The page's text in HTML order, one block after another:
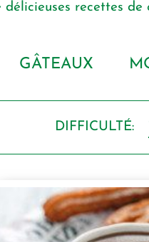
délicieuses recettes
GÂTEAUX
DIFFICULTÉ: